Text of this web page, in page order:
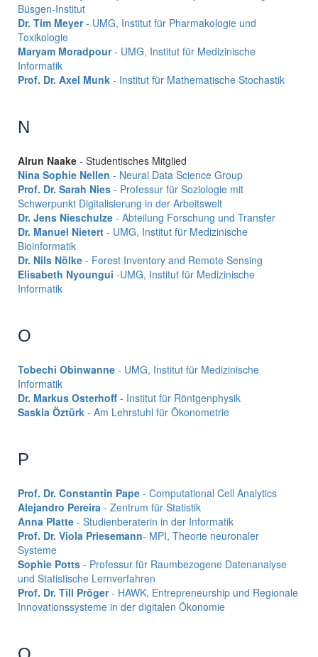
Büsgen-Institut
Dr. Tim Meyer- UMG, Institut für Pharmakologie und
Toxikologie
Maryam Moradpour- UMG, Institut für Medizinische
Informatik
Prof. Dr. Axel Munk - Institut für Mathematische Stochastik
N
Alrun Naake - Studentisches Mitglied
Nina Sophie Nellen - Neural Data Science Group
Prof. Dr. Sarah Nies - Professur für Soziologie mit
Schwerpunkt Digitalisierung in der Arbeitswelt
Dr. Jens Nieschulze - Abteilung Forschung und Transfer
Dr. Manuel Nietert - UMG, Institut für Medizinische
Bioinformatik
Dr. Nils Nölke - Forest Inventory and Remote Sensing
Elisabeth Nyoungui -UMG, Institut für Medizinische
Informatik
O
Tobechi Obinwanne - UMG, Institut für Medizinische
Informatik
Dr. Markus Osterhoff - Institut für Röntgenphysik
Saskia Öztürk - Am Lehrstuhl für Ökonometrie
P
Prof. Dr. Constantin Pape - Computational Cell Analytics
Alejandro Pereira - Zentrum für Statistik
Anna Platte - Studienberaterin in der Informatik
Prof. Dr. Viola Priesemann- MPI, Theorie neuronaler
Systeme
Sophie Potts - Professur für Raumbezogene Datenanalyse
und Statistische Lernverfahren
Prof. Dr. Till Pröger- HAWK, Entrepreneurship und Regionale
Innovationssysteme in der digitalen Ökonomie